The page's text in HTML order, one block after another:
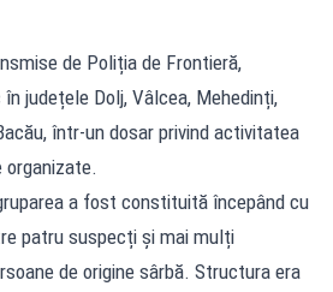
de Poliția de Frontieră,
județele Dolj, Vâlcea, Mehedinți,
într-un dosar privind activitatea
a fost constituită începând cu
patru suspecți și mai mulți
de origine sârbă. Structura era